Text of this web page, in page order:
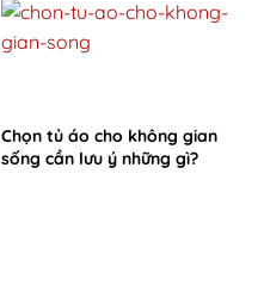
Chọn tủ áo cho không gian
sống cần lưu ý những gì?